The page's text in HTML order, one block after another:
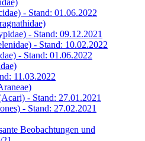
- Stand: 01.06.2022
- Stand: 09.12.2021
- Stand: 10.02.2022
- Stand: 01.06.2022
11.03.2022
- Stand: 27.01.2021
- Stand: 27.02.2021
Beobachtungen und